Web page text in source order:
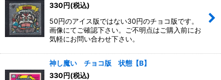
330円(税込)
50円のアイス版ではない30円のチョコ版です。
画像にてご確認下さい。ご不明点はご購入前にお
気軽にお問い合わせ下さい。
神し魔い チョコ版 状態【B】
330円(税込)